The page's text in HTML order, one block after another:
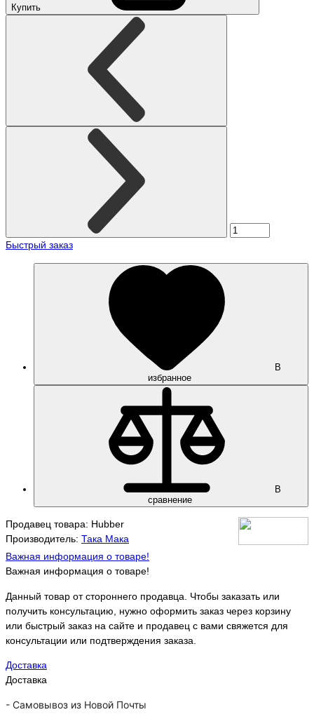
Купить
Быстрый заказ
В
избранное
В
сравнение
Продавец товара: Hubber
Производитель: Така Мака
Важная информация о товаре!
Важная информация о товаре!
Данный товар от стороннего продавца. Чтобы заказать или
получить консультацию, нужно оформить заказ через корзину
или быстрый заказ на сайте и продавец с вами свяжется для
консультации или подтверждения заказа.
Доставка
Доставка
- Самовывоз из Новой Почты